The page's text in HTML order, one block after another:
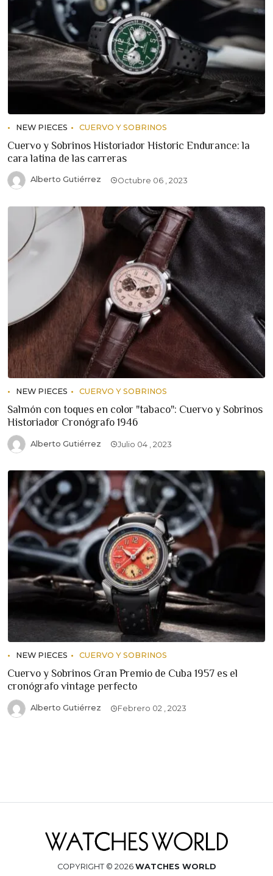
NEW PIECES CUERVO Y SOBRINOS
Cuervo y Sobrinos Historiador Historic Endurance: la
cara latina de las carreras
Alberto Gutiérrez Octubre 06 , 2023
NEW PIECES CUERVO Y SOBRINOS
Salmón con toques en color "tabaco": Cuervo y Sobrinos
Historiador Cronógrafo 1946
Alberto Gutiérrez Julio 04 , 2023
NEW PIECES CUERVO Y SOBRINOS
Cuervo y Sobrinos Gran Premio de Cuba 1957 es el
cronógrafo vintage perfecto
Alberto Gutiérrez Febrero 02 , 2023
COPYRIGHT © 2026 WATCHES WORLD